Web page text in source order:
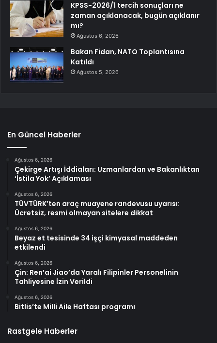
KPSS-2026/1 tercih sonuçları ne
zaman açıklanacak, bugün açıklanır
mı?
Ağustos 6, 2026
Bakan Fidan, NATO Toplantısına
Katıldı
Ağustos 5, 2026
En Güncel Haberler
Ağustos 6, 2026
Çekirge Artışı İddiaları: Uzmanlardan ve Bakanlıktan
‘İstila Yok’ Açıklaması
Ağustos 6, 2026
TÜVTÜRK’ten araç muayene randevusu uyarısı:
Ücretsiz, resmi olmayan sitelere dikkat
Ağustos 6, 2026
Beyaz et tesisinde 34 işçi kimyasal maddeden
etkilendi
Ağustos 6, 2026
Çin: Ren’ai Jiao’da Yaralı Filipinler Personelinin
Tahliyesine İzin Verildi
Ağustos 6, 2026
Bitlis’te Milli Aile Haftası programı
Rastgele Haberler